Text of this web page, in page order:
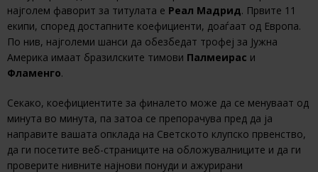
најголем фаворит за титулата е Реал Мадрид. Првите 11
екипи, според достапните коефициенти, доаѓаат од Европа.
По нив, најголеми шанси да обезбедат трофеј за Јужна
Америка имаат бразилските тимови Палмеирас и
Фламенго.
Секако, коефициентите за финалето може да се менуваат од
минута во минута, па затоа се препорачува пред да ја
направите вашата опклада на Светското клупско првенство,
да ги посетите веб-страниците на обложувалниците и да ги
проверите нивните најнови понуди и ажурирани